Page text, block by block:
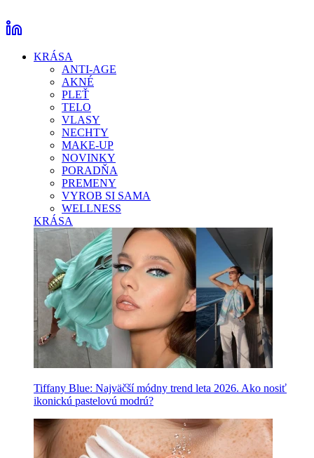
KRÁSA
ANTI-AGE
AKNÉ
PLEŤ
TELO
VLASY
NECHTY
MAKE-UP
NOVINKY
PORADŇA
PREMENY
VYROB SI SAMA
WELLNESS
KRÁSA
Tiffany Blue: Najväčší módny trend leta 2026. Ako nosiť
ikonickú pastelovú modrú?